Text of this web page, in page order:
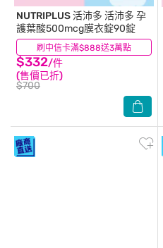
刷中信卡滿$888送3萬點
NUTRIPLUS 活沛多 活沛多 孕
護葉酸500mcg膜衣錠90錠
$332/件
(售價已折)
$700
(3)